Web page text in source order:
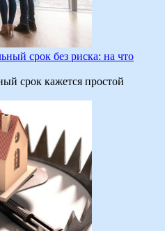
срок без риска: на что
срок кажется простой